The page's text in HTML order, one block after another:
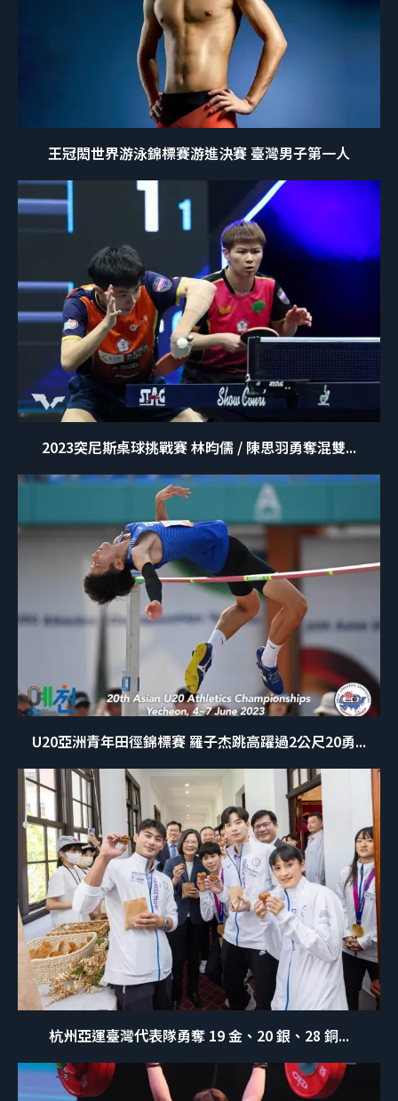
王冠閎世界游泳錦標賽游進決賽 臺灣男子第一人
2023突尼斯桌球挑戰賽 林昀儒 / 陳思羽勇奪混雙...
U20亞洲青年田徑錦標賽 羅子杰跳高躍過2公尺20勇...
杭州亞運臺灣代表隊勇奪 19 金、20 銀、28 銅...